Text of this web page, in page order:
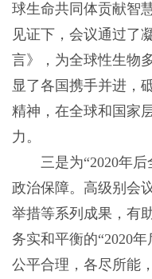
球生命共同体贡献智
见证下，会议通过了
言》，为全球性生物
显了各国携手并进，
精神，在全球和国家
力。
三是为“2020年后
政治保障。高级别会
举措等系列成果，有
务实和平衡的“2020
公平合理，各尽所能